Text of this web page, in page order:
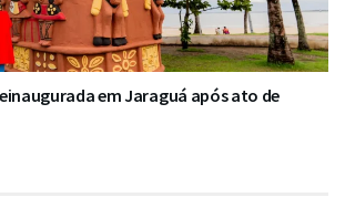
em Jaraguá após ato de